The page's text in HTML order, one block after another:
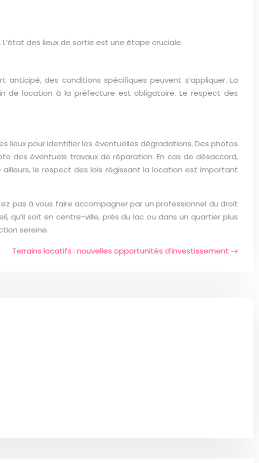
des lieux de sortie est une étape cruciale.
des conditions spécifiques peuvent s’appliquer. La
de location à la préfecture est obligatoire. Le respect des
lieux pour identifier les éventuelles dégradations. Des photos
des éventuels travaux de réparation. En cas de désaccord,
le respect des lois régissant la location est important
pas à vous faire accompagner par un professionnel du droit
qu’il soit en centre-ville, près du lac ou dans un quartier plus
sereine.
Terrains locatifs : nouvelles opportunités d’investissement